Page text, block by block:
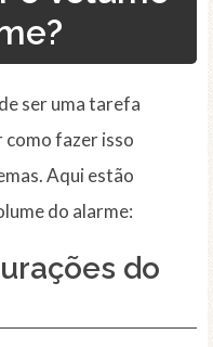
ser uma tarefa
como fazer isso
Aqui estão
do alarme:
do